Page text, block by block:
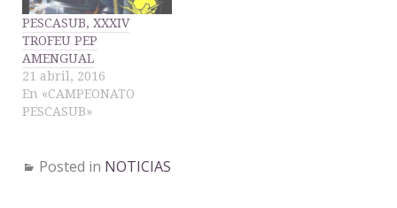
*-.En el que se adjunte
foto del DNI o foto de la
licencia vieja, y
justificante bancario
del importe de…
PESCASUB, XXXIV
TROFEU PEP
AMENGUAL
21 abril, 2016
En «CAMPEONATO
PESCASUB»
Posted in NOTICIAS